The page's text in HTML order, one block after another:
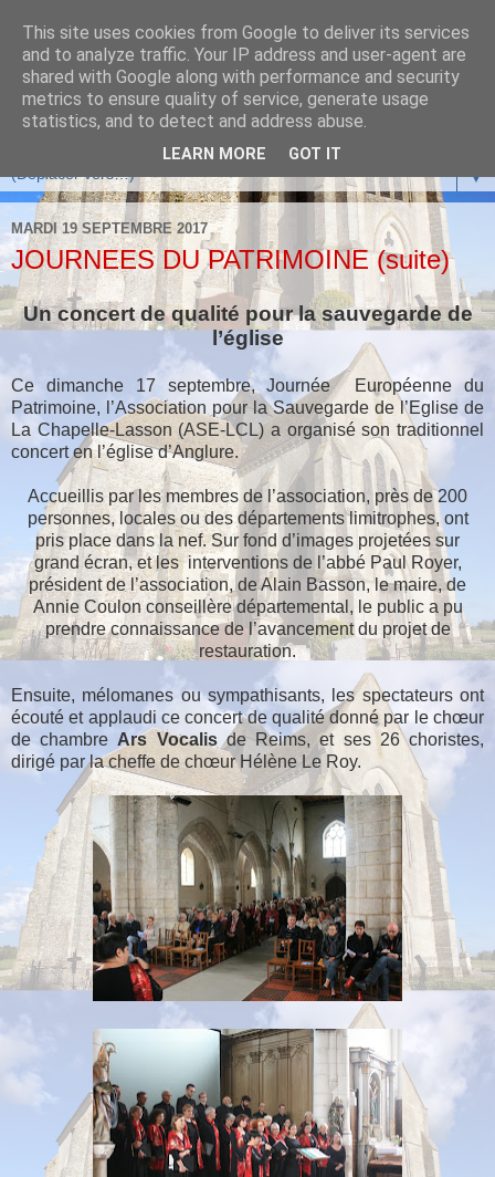
▼
MARDI 19 SEPTEMBRE 2017
JOURNEES DU PATRIMOINE (suite)
Un concert de qualité pour la sauvegarde de
l’église
Ce dimanche 17 septembre, Journée Européenne du
Patrimoine, l’Association pour la Sauvegarde de l’Eglise de
La Chapelle-Lasson (ASE-LCL) a organisé son traditionnel
concert en l’église d’Anglure.
Accueillis par les membres de l’association, près de 200
personnes, locales ou des départements limitrophes, ont
pris place dans la nef. Sur fond d’images projetées sur
grand écran, et les interventions de l’abbé Paul Royer,
président de l’association, de Alain Basson, le maire, de
Annie Coulon conseillère départemental, le public a pu
prendre connaissance de l’avancement du projet de
restauration.
Ensuite, mélomanes ou sympathisants, les spectateurs ont
écouté et applaudi ce concert de qualité donné par le chœur
de chambre Ars Vocalisde Reims, et ses 26 choristes,
dirigé par la cheffe de chœur Hélène Le Roy.
This site uses cookies from Google to deliver its services
and to analyze traffic. Your IP address and user-agent are
shared with Google along with performance and security
metrics to ensure quality of service, generate usage
statistics, and to detect and address abuse.
LEARN MORE GOT IT